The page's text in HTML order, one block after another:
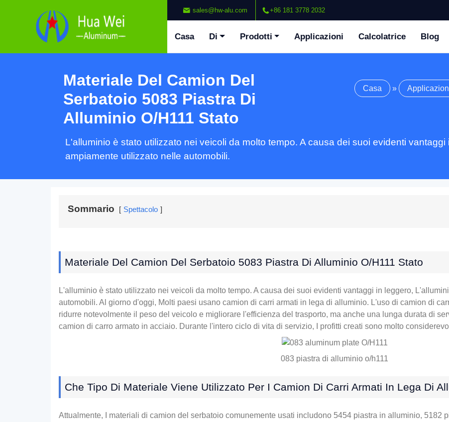
sales@hw-alu.com +86 181 3778 2032
Casa Di Prodotti Applicazioni Calcolatrice Blog
Materiale Del Camion Del
Serbatoio 5083 Piastra Di
Alluminio O/H111 Stato
Casa »
L'alluminio è stato utilizzato nei veicoli da molto tempo. A causa dei suoi evidenti
ampiamente utilizzato nelle automobili.
Sommario Spettacolo
Materiale Del Camion Del Serbatoio 5083 Piastra Di Alluminio O/H111 Stato
L'alluminio è stato utilizzato nei veicoli da molto tempo. A causa dei suoi evidenti vantaggi in leggero,
automobili. Al giorno d'oggi, Molti paesi usano camion di carri armati in lega di alluminio. L'uso di camion di
ridurre notevolmente il peso del veicolo e migliorare l'efficienza del trasporto, ma anche una lunga durata di
camion di carro armato in acciaio. Durante l'intero ciclo di vita di servizio, I profitti creati sono molto
083 piastra di alluminio o/h111
Che Tipo Di Materiale Viene Utilizzato Per I Camion Di Carri Armati In Lega Di
Attualmente, I materiali di camion del serbatoio comunemente usati includono 5454 piastra in alluminio, 5182